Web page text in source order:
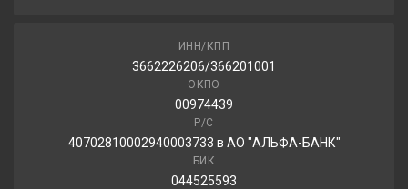
ИНН/КПП
3662226206/366201001
ОКПО
00974439
Р/С
40702810002940003733 в АО "АЛЬФА-БАНК"
БИК
044525593